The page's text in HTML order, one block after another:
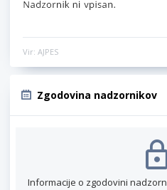
Vir: AJPES
Zgodovina nadzornikov
Informacije o zgodovini